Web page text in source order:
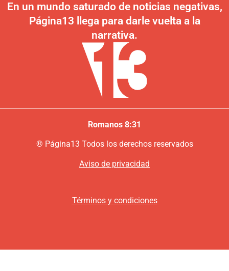
En un mundo saturado de noticias negativas,
Página13 llega para darle vuelta a la
narrativa.
Romanos 8:31
® Página13 Todos los derechos reservados
Aviso de privacidad
Términos y condiciones